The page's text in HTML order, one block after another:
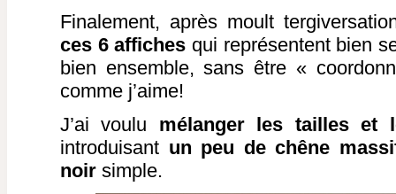
Finalement, après moult
ces 6 affiches qui représentent bien
bien ensemble, sans être «
comme j’aime!
J’ai voulu mélanger les tailles et
introduisant un peu de chêne
noir simple.